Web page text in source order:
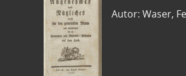
Autor: Waser,